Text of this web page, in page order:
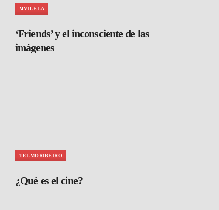
MVILELA
‘Friends’ y el inconsciente de las
imágenes
TELMORIBEIRO
¿Qué es el cine?